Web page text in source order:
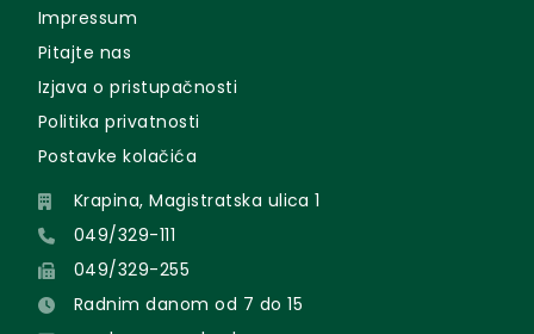
Impressum
Pitajte nas
Izjava o pristupačnosti
Politika privatnosti
Postavke kolačića
Krapina, Magistratska ulica 1
049/329-111
049/329-255
Radnim danom od 7 do 15